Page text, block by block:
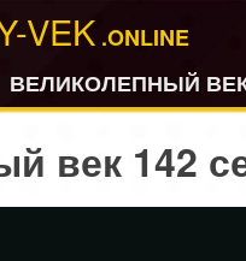
VEK .ONLINE
ВЕЛИКОЛЕПНЫЙ
век 142